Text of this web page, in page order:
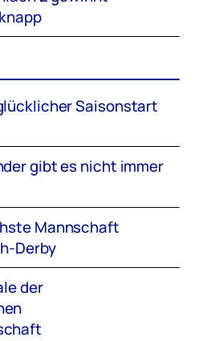
Saisonstart
gibt es nicht immer
Mannschaft
Derby
der